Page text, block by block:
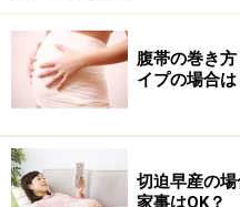
る３年保育か、満４歳に
保育が良いのかと迷って
です。
ということで、今回の「
うことについてどう考え
タビューしてみました。
腹帯の巻き
イプの場合は
切迫早産の
家事はOK？